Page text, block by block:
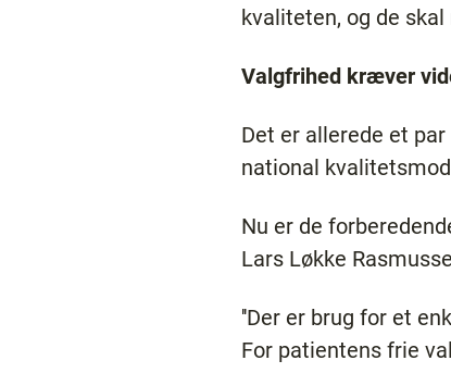
kvaliteten, og de
Valgfrihed kræver
Det er allerede et
national
Nu er de
Lars Løkke
''Der er brug for et
For patientens frie